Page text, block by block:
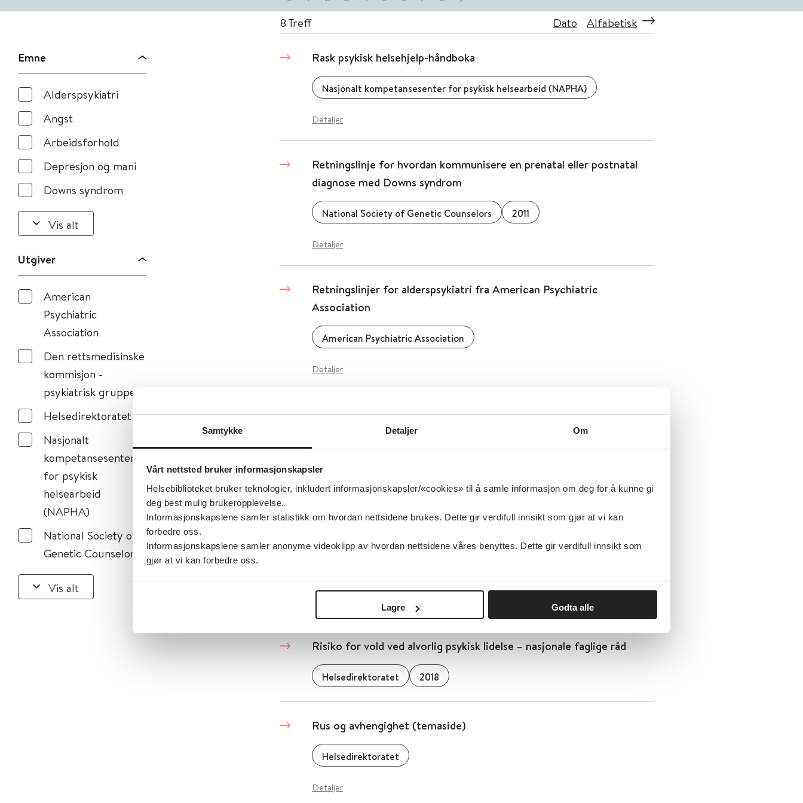
Samtykke Detaljer Om
Vårt nettsted bruker informasjonskapsler
Helsebiblioteket bruker teknologier, inkludert informasjonskapsler/«cookies» til å samle informasjon om deg for å kunne gi
deg best mulig brukeropplevelse.
Informasjonskapslene samler statistikk om hvordan nettsidene brukes. Dette gir verdifull innsikt som gjør at vi kan
forbedre oss.
Informasjonskapslene samler anonyme videoklipp av hvordan nettsidene våres benyttes. Dette gir verdifull innsikt som
gjør at vi kan forbedre oss.
Lagre Godta alle
Emne
Alderspsykiatri
Angst
Arbeidsforhold
Depresjon og mani
Downs syndrom
Vis alt
Utgiver
American
Psychiatric
Association
Den rettsmedisinske
kommisjon -
psykiatrisk gruppe
Helsedirektoratet
Nasjonalt
kompetansesenter
for psykisk
helsearbeid
(NAPHA)
National Society of
Genetic Counselors
Vis alt
8 Treff Dato Alfabetisk
Rask psykisk helsehjelp-håndboka
Nasjonalt kompetansesenter for psykisk helsearbeid (NAPHA)
Detaljer
Retningslinje for hvordan kommunisere en prenatal eller postnatal
diagnose med Downs syndrom
National Society of Genetic Counselors 2011
Detaljer
Retningslinjer for alderspsykiatri fra American Psychiatric
Association
American Psychiatric Association
Detaljer
Retningslinjer for mottakssystemet
Detaljer
Retningslinjer for rettspsykiatriske undersøkelser av siktede tiltalte
og domfelte i straffesaker
Risiko for vold ved alvorlig psykisk lidelse – nasjonale faglige råd
Helsedirektoratet 2018
Rus og avhengighet (temaside)
Helsedirektoratet
Detaljer